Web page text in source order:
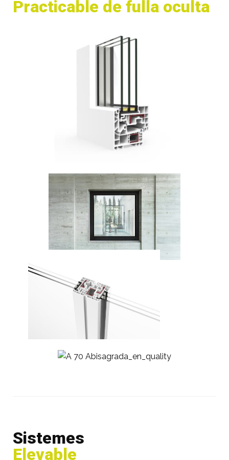
Practicable de fulla oculta
Sistemes
Elevable